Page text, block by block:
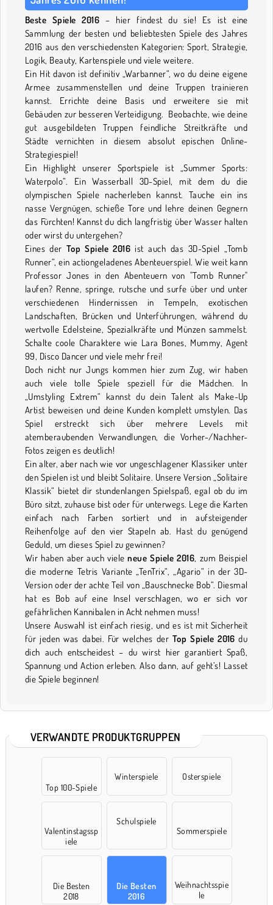
Beste Spiele 2016 – hier findest du sie! Es ist eine
Sammlung der besten und beliebtesten Spiele des Jahres
2016 aus den verschiedensten Kategorien: Sport, Strategie,
Logik, Beauty, Kartenspiele und viele weitere.
Ein Hit davon ist definitiv „Warbanner“, wo du deine eigene
Armee zusammenstellen und deine Truppen trainieren
kannst. Errichte deine Basis und erweitere sie mit
Gebäuden zur besseren Verteidigung. Beobachte, wie deine
gut ausgebildeten Truppen feindliche Streitkräfte und
Städte vernichten in diesem absolut epischen Online-
Strategiespiel!
Ein Highlight unserer Sportspiele ist „Summer Sports:
Waterpolo“. Ein Wasserball 3D-Spiel, mit dem du die
olympischen Spiele nacherleben kannst. Tauche ein ins
nasse Vergnügen, schieße Tore und lehre deinen Gegnern
das Fürchten! Kannst du dich langfristig über Wasser halten
oder wirst du untergehen?
Eines der Top Spiele 2016ist auch das 3D-Spiel „Tomb
Runner“, ein actiongeladenes Abenteuerspiel. Wie weit kann
Professor Jones in den Abenteuern von "Tomb Runner"
laufen? Renne, springe, rutsche und surfe über und unter
verschiedenen Hindernissen in Tempeln, exotischen
Landschaften, Brücken und Unterführungen, während du
wertvolle Edelsteine, Spezialkräfte und Münzen sammelst.
Schalte coole Charaktere wie Lara Bones, Mummy, Agent
99, Disco Dancer und viele mehr frei!
Doch nicht nur Jungs kommen hier zum Zug, wir haben
auch viele tolle Spiele speziell für die Mädchen. In
„Umstyling Extrem“ kannst du dein Talent als Make-Up
Artist beweisen und deine Kunden komplett umstylen. Das
Spiel erstreckt sich über mehrere Levels mit
atemberaubenden Verwandlungen, die Vorher-/Nachher-
Fotos zeigen es deutlich!
Ein alter, aber nach wie vor ungeschlagener Klassiker unter
den Spielen ist und bleibt Solitaire. Unsere Version „Solitaire
Klassik“ bietet dir stundenlangen Spielspaß, egal ob du im
Büro sitzt, zuhause bist oder für unterwegs. Lege die Karten
einfach nach Farben sortiert und in aufsteigender
Reihenfolge auf den vier Stapeln ab. Hast du genügend
Geduld, um dieses Spiel zu gewinnen?
Wir haben aber auch vieleneue Spiele 2016, zum Beispiel
die moderne Tetris Variante „TenTrix“, „Agario“ in der 3D-
Version oder der achte Teil von „Bauschnecke Bob“. Diesmal
hat es Bob auf eine Insel verschlagen, wo er sich vor
gefährlichen Kannibalen in Acht nehmen muss!
Unsere Auswahl ist einfach riesig, und es ist mit Sicherheit
für jeden was dabei. Für welches der Top Spiele 2016 du
dich auch entscheidest – du wirst hier garantiert Spaß,
Spannung und Action erleben. Also dann, auf geht’s! Lasset
die Spiele beginnen!
VERWANDTE PRODUKTGRUPPEN
Top 100-Spiele
Winterspiele Osterspiele
Valentinstagssp
iele
Schulspiele
Sommerspiele
Die Besten
2018
Die Besten
2016
Weihnachtsspie
le